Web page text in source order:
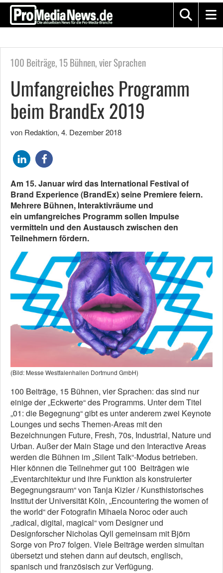
100 Beiträge, 15 Bühnen, vier Sprachen
Umfangreiches Programm
beim BrandEx 2019
von Redaktion, 4. Dezember 2018
Am 15. Januar wird das International Festival of
Brand Experience (BrandEx) seine Premiere feiern.
Mehrere Bühnen, Interaktivräume und
ein umfangreiches Programm sollen Impulse
vermitteln und den Austausch zwischen den
Teilnehmern fördern.
(Bild: Messe Westfalenhallen Dortmund GmbH)
100 Beiträge, 15 Bühnen, vier Sprachen: das sind nur
einige der „Eckwerte“ des Programms. Unter dem Titel
„01: die Begegnung“ gibt es unter anderem zwei Keynote
Lounges und sechs Themen-Areas mit den
Bezeichnungen Future, Fresh, 70s, Industrial, Nature und
Urban. Außer der Main Stage und den Interactive Areas
werden die Bühnen im „Silent Talk“-Modus betrieben.
Hier können die Teilnehmer gut 100 Beiträgen wie
„Eventarchitektur und ihre Funktion als konstruierter
Begegnungsraum“ von Tanja Kizler / Kunsthistorisches
Institut der Universität Köln, „Encountering the women of
the world“ der Fotografin Mihaela Noroc oder auch
„radical, digital, magical“ vom Designer und
Designforscher Nicholas Qyll gemeinsam mit Björn
Sorge von Pro7 folgen. Viele Beiträge werden simultan
übersetzt und stehen dann auf deutsch, englisch,
spanisch und französisch zur Verfügung.